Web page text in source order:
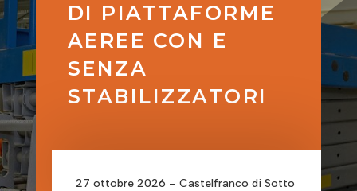
DI PIATTAFORME
AEREE CON E
SENZA
STABILIZZATORI
27 ottobre 2026 – Castelfranco di Sotto